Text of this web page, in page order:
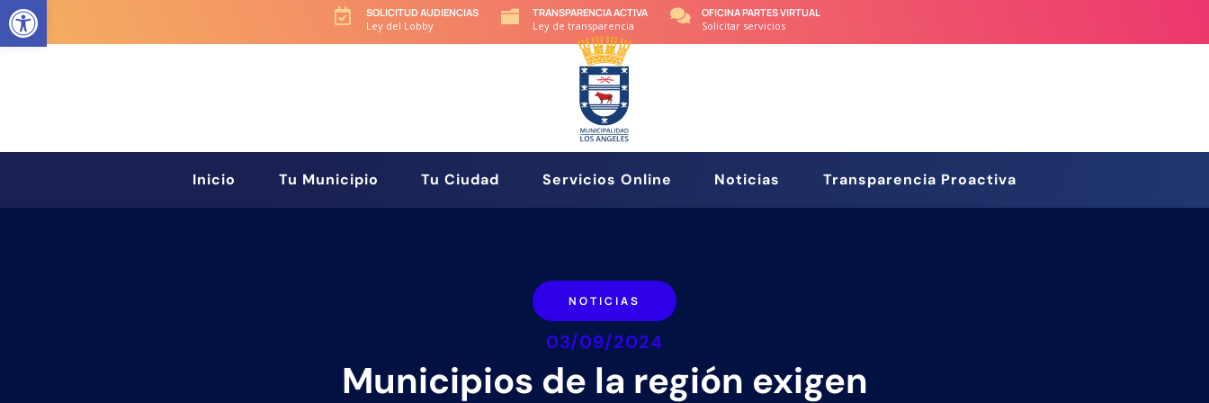

SOLICITUD AUDIENCIAS
Ley del Lobby

TRANSPARENCIA ACTIVA
Ley de transparencia

OFICINA PARTES VIRTUAL
Solicitar servicios
Inicio Tu Municipio Tu Ciudad Servicios Online Noticias Transparencia Proactiva
NOTICIAS
03/09/2024
Municipios de la región exigen